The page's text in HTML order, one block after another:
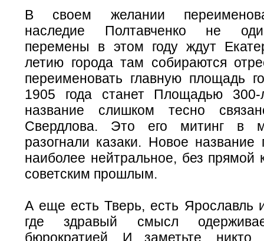
В своем желании
наследие Полтавченко не
перемены в этом году ждут
летию города там собираются
переименовать главную площадь
1905 года станет Площадью 300-
название слишком тесно
Свердлова. Это его митинг в
разогнали казаки. Новое название
наиболее нейтральное, без прямой
советским прошлым.
А еще есть Тверь, есть Ярославль
где здравый смысл
бюрократией. И заметьте, никто